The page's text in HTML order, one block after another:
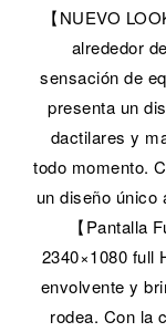
【NUEVO
alrededor
sensación de
presenta un
dactilares y
todo momento.
un diseño único
【Pantalla
2340×1080 full
envolvente y
rodea. Con la